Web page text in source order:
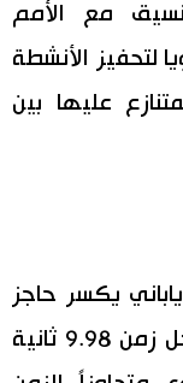
مع الأمم
لتحفيز الأنشطة
عليها بين
يكسر حاجز
الـ 10 ثواني لسباق المائة متر. وسجل زمن 9.98 ثانية